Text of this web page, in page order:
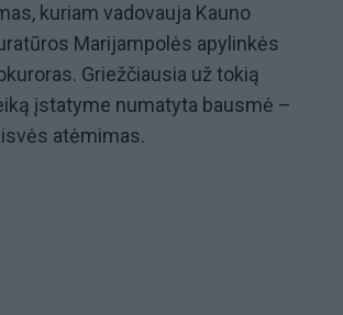
kuriam vadovauja Kauno
Marijampolės apylinkės
Griežčiausia už tokią
įstatyme numatyta bausmė –
atėmimas.